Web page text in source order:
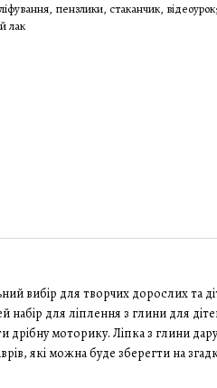
пензлики, стаканчик,
лак
вибір для творчих дорослих та
набір для ліплення з глини для
дрібну моторику. Ліпка з глини
які можна буде зберегти на